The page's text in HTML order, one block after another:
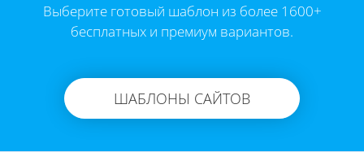
Выберите готовый шаблон из более 1600+
бесплатных и премиум вариантов.
ШАБЛОНЫ САЙТОВ